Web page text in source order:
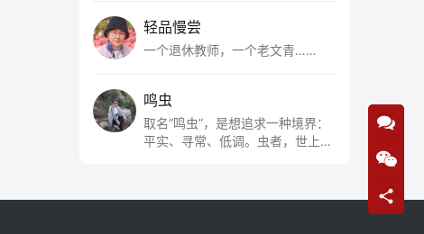
轻品慢尝
一个退休教师，一个老文青……
鸣虫
取名“鸣虫”，是想追求一种境界：
平实、寻常、低调。虫者，世上最